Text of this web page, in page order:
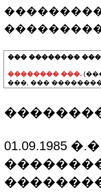
��� ��������
�������� ���.
���, ���
01.09.1985